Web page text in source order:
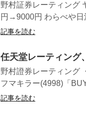
野村証券レーティン
円→9000円 わらべや
記事を読む
任天堂レーティング
野村證券レーティング
フマキラー(4998)「
記事を読む